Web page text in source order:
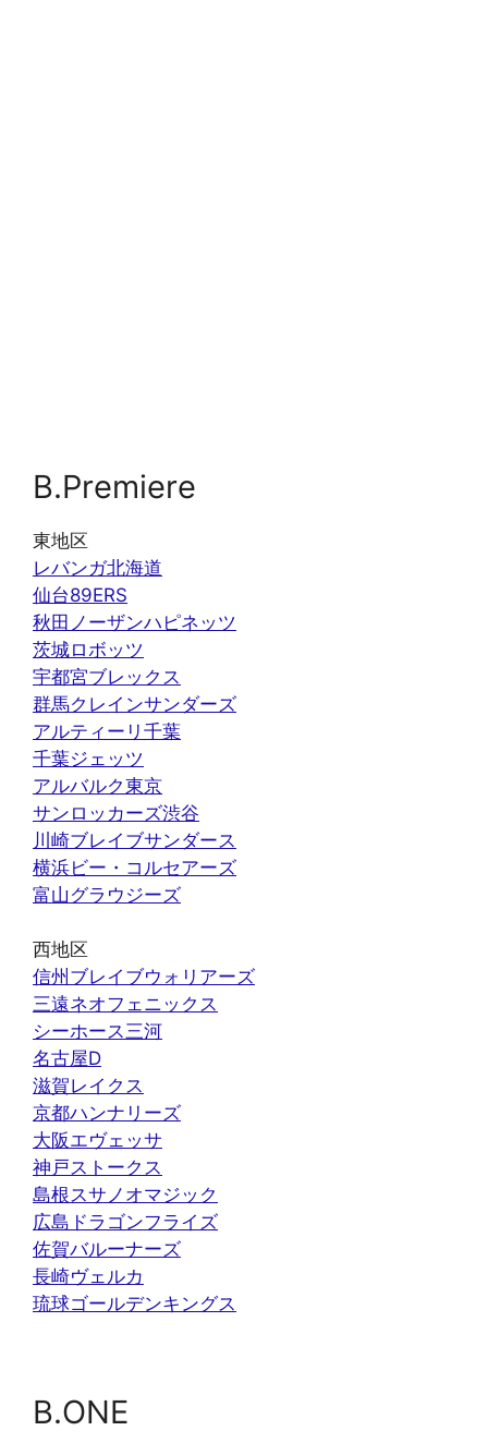
B.Premiere
東地区
レバンガ北海道
仙台89ERS
秋田ノーザンハピネッツ
茨城ロボッツ
宇都宮ブレックス
群馬クレインサンダーズ
アルティーリ千葉
千葉ジェッツ
アルバルク東京
サンロッカーズ渋谷
川崎ブレイブサンダース
横浜ビー・コルセアーズ
富山グラウジーズ
西地区
信州ブレイブウォリアーズ
三遠ネオフェニックス
シーホース三河
名古屋D
滋賀レイクス
京都ハンナリーズ
大阪エヴェッサ
神戸ストークス
島根スサノオマジック
広島ドラゴンフライズ
佐賀バルーナーズ
長崎ヴェルカ
琉球ゴールデンキングス
B.ONE